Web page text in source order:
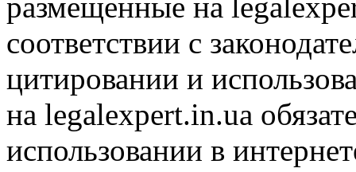
соответствии с
цитировании и
на legalexpert.in.ua
использовании в